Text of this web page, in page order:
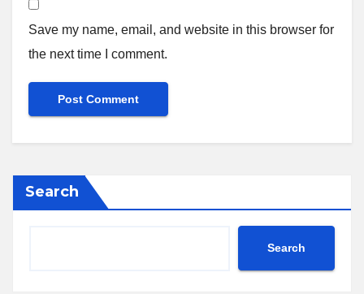
Save my name, email, and website in this browser for
the next time I comment.
Search
Search